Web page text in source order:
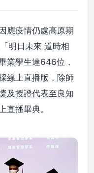
應疫情仍處高原期
明日未來 道時相
業學生達646位，
線上直播版，除師
及授證代表至良知
直播畢典。